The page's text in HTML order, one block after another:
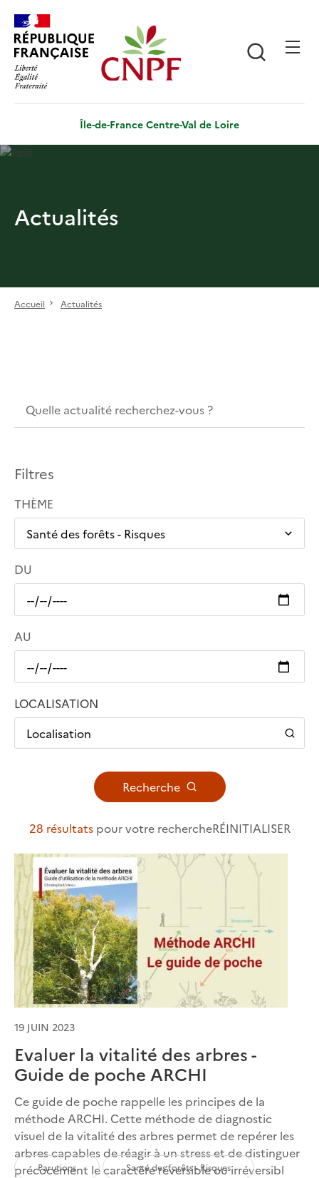
contenu
principal
Île-de-France Centre-Val de Loire
Actualités
Accueil Actualités
Filtres
THÈME
DU
AU
LOCALISATION
Localisation
Recherche
28 résultatspour votre rechercheRÉINITIALISER
19 JUIN 2023
Evaluer la vitalité des arbres -
Guide de poche ARCHI
Ce guide de poche rappelle les principes de la
méthode ARCHI. Cette méthode de diagnostic
visuel de la vitalité des arbres permet de repérer les
arbres capables de réagir à un stress et de distinguer
précocement le caractère réversible ou irréversibl
Parutions Santé des forêts - Risques